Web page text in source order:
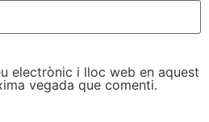
electrònic i lloc web en aquest
vegada que comenti.